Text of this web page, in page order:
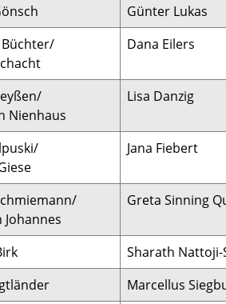
Günter Lukas
Dana Eilers
Nienhaus
Lisa Danzig
Jana Fiebert
Greta Sinning
Sharath Nattoji-
Marcellus